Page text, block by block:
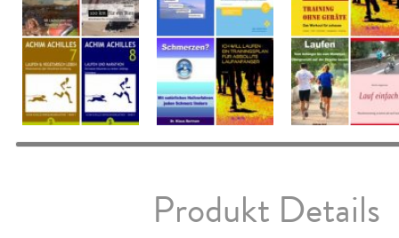
Produkt Details